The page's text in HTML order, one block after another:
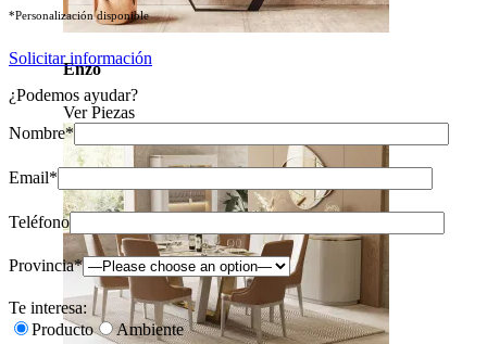
Enzo
Ver Piezas
*Personalización disponible
Solicitar información
¿Podemos ayudar?
Nombre*
Email*
Teléfono
Provincia*
Te interesa:
Producto
Ambiente